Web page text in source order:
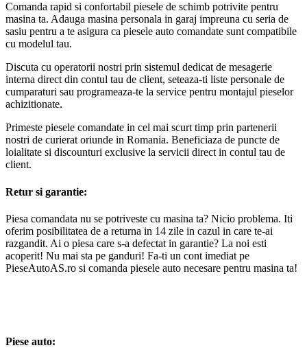
Comanda rapid si confortabil piesele de schimb potrivite pentru
masina ta. Adauga masina personala in garaj impreuna cu seria de
sasiu pentru a te asigura ca piesele auto comandate sunt compatibile
cu modelul tau.
Discuta cu operatorii nostri prin sistemul dedicat de mesagerie
interna direct din contul tau de client, seteaza-ti liste personale de
cumparaturi sau programeaza-te la service pentru montajul pieselor
achizitionate.
Primeste piesele comandate in cel mai scurt timp prin partenerii
nostri de curierat oriunde in Romania. Beneficiaza de puncte de
loialitate si discounturi exclusive la servicii direct in contul tau de
client.
Retur si garantie:
Piesa comandata nu se potriveste cu masina ta? Nicio problema. Iti
oferim posibilitatea de a returna in 14 zile in cazul in care te-ai
razgandit. Ai o piesa care s-a defectat in garantie? La noi esti
acoperit! Nu mai sta pe ganduri! Fa-ti un cont imediat pe
PieseAutoAS.ro si comanda piesele auto necesare pentru masina ta!
Piese auto: